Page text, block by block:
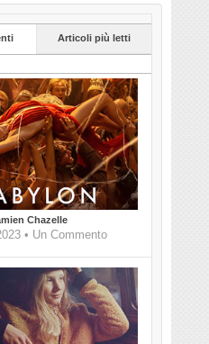
Articoli più letti
Chazelle
• Un Commento